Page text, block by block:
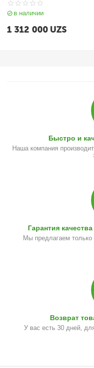
в наличии
1 312 000 UZS
Быстро и
Наша компания
Гарантия
Мы предлагаем
Возврат
У вас есть 30 дней,